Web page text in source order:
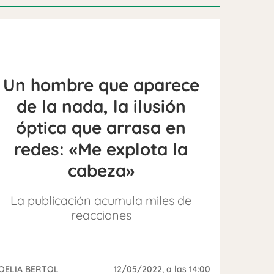
Un hombre que aparece
de la nada, la ilusión
óptica que arrasa en
redes: «Me explota la
cabeza»
La publicación acumula miles de
reacciones
BERTOL 12/05/2022, a las 14:00